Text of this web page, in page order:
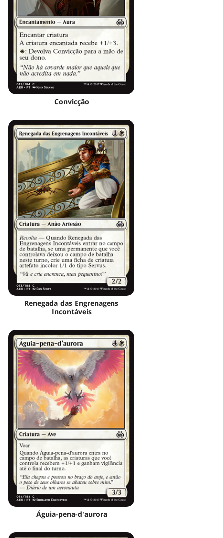
Convicção
Renegada das Engrenagens
Incontáveis
Águia-pena-d'aurora